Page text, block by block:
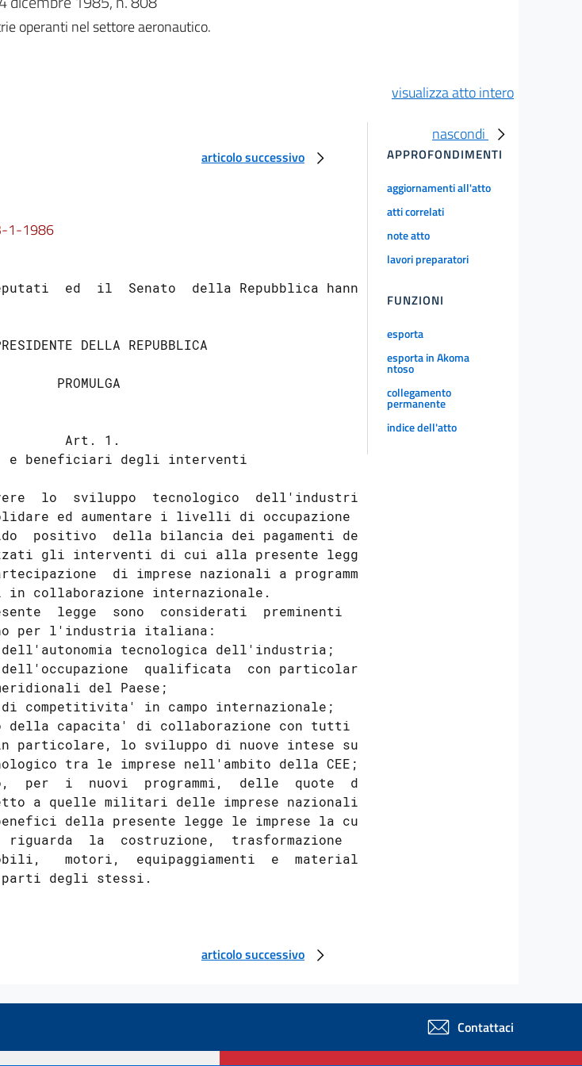
operanti nel settore aeronautico.
visualizza atto intero
articolo successivo
1-1986
ed  il  Senato  della Repubblica hanno
DELLA REPUBBLICA
PROMULGA
Art. 1.
e beneficiari degli interventi
lo  sviluppo  tecnologico  dell'industria
ed aumentare i livelli di occupazione e
positivo  della bilancia dei pagamenti del
gli interventi di cui alla presente legge
di imprese nazionali a programmi
collaborazione internazionale.
legge  sono  considerati  preminenti  i
per l'industria italiana:
tecnologica dell'industria;
qualificata  con particolare
del Paese;
competitivita' in campo internazionale;
capacita' di collaborazione con tutti i
particolare, lo sviluppo di nuove intese sul
tra le imprese nell'ambito della CEE;
per  i  nuovi  programmi,  delle  quote  di
a quelle militari delle imprese nazionali.
della presente legge le imprese la cui
la  costruzione,  trasformazione  e
motori,  equipaggiamenti  e  materiali
articolo successivo
nascondi
APPROFONDIMENTI
aggiornamenti all'atto
atti correlati
note atto
lavori preparatori
FUNZIONI
esporta
esporta in Akoma
ntoso
collegamento
permanente
indice dell'atto
Contattaci